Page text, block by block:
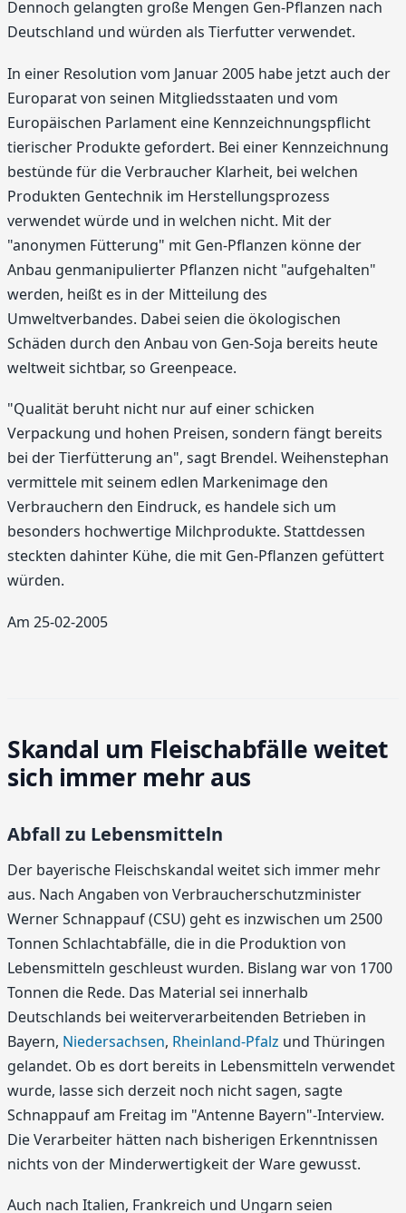
Dennoch gelangten große Mengen Gen-Pflanzen nach
Deutschland und würden als Tierfutter verwendet.
In einer Resolution vom Januar 2005 habe jetzt auch der
Europarat von seinen Mitgliedsstaaten und vom
Europäischen Parlament eine Kennzeichnungspflicht
tierischer Produkte gefordert. Bei einer Kennzeichnung
bestünde für die Verbraucher Klarheit, bei welchen
Produkten Gentechnik im Herstellungsprozess
verwendet würde und in welchen nicht. Mit der
"anonymen Fütterung" mit Gen-Pflanzen könne der
Anbau genmanipulierter Pflanzen nicht "aufgehalten"
werden, heißt es in der Mitteilung des
Umweltverbandes. Dabei seien die ökologischen
Schäden durch den Anbau von Gen-Soja bereits heute
weltweit sichtbar, so Greenpeace.
"Qualität beruht nicht nur auf einer schicken
Verpackung und hohen Preisen, sondern fängt bereits
bei der Tierfütterung an", sagt Brendel. Weihenstephan
vermittele mit seinem edlen Markenimage den
Verbrauchern den Eindruck, es handele sich um
besonders hochwertige Milchprodukte. Stattdessen
steckten dahinter Kühe, die mit Gen-Pflanzen gefüttert
würden.
Am 25-02-2005
Skandal um Fleischabfälle weitet
sich immer mehr aus
Abfall zu Lebensmitteln
Der bayerische Fleischskandal weitet sich immer mehr
aus. Nach Angaben von Verbraucherschutzminister
Werner Schnappauf (CSU) geht es inzwischen um 2500
Tonnen Schlachtabfälle, die in die Produktion von
Lebensmitteln geschleust wurden. Bislang war von 1700
Tonnen die Rede. Das Material sei innerhalb
Deutschlands bei weiterverarbeitenden Betrieben in
Bayern, Niedersachsen, Rheinland-Pfalz und Thüringen
gelandet. Ob es dort bereits in Lebensmitteln verwendet
wurde, lasse sich derzeit noch nicht sagen, sagte
Schnappauf am Freitag im "Antenne Bayern"-Interview.
Die Verarbeiter hätten nach bisherigen Erkenntnissen
nichts von der Minderwertigkeit der Ware gewusst.
Auch nach Italien, Frankreich und Ungarn seien